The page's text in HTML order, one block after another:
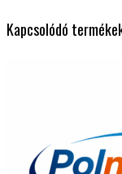
Kapcsolódó